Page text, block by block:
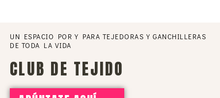
UN ESPACIO POR Y PARA TEJEDORAS Y GANCHILLERAS
DE TODA LA VIDA
CLUB DE TEJIDO